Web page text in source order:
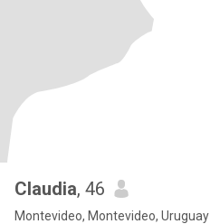
Claudia, 46
Montevideo, Montevideo, Uruguay